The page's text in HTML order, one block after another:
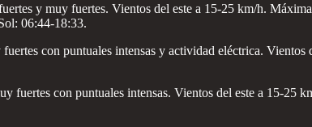
y muy fuertes. Vientos del este a 15-25 km/h.
06:44-18:33.
con puntuales intensas y actividad eléctrica.
fuertes con puntuales intensas. Vientos del este a 15-25